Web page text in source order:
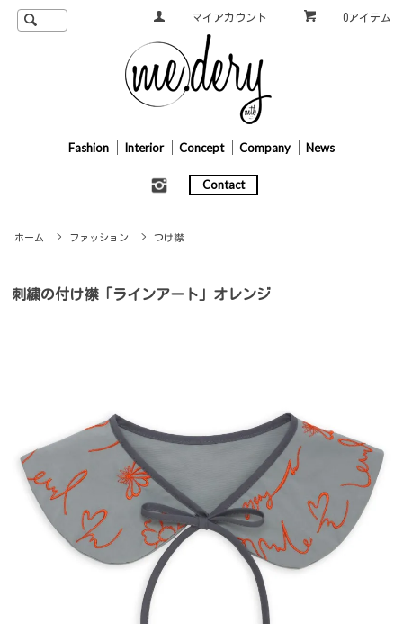
0アイテム
マイアカウント
Fashion Interior Concept Company News
Contact
ホーム > ファッション > つけ襟
刺繍の付け襟「ラインアート」オレンジ